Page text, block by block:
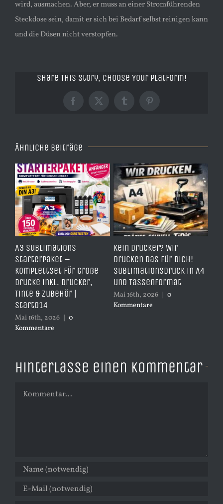
wird, ausmachen. Aber, er muss an einer Stromführenden
Steckdose sein, damit er sich bei Bedarf selbst reinigen kann
und die Düsen nicht verstopfen.
Share This Story, Choose Your Platform!
Facebook
X TumblrPinterest
Ähnliche Beiträge
A3 Sublimations
Starterpaket –
Komplettset für große
Drucke inkl. Drucker,
Tinte & Zubehör |
Start014
Mai 16th, 2026 | 0
Kommentare
Kein Drucker? Wir
drucken das für dich!
Sublimationsdruck in A4
und Tassenformat
Mai 16th, 2026 | 0
Kommentare
Hinterlasse einen Kommentar
Kommentar